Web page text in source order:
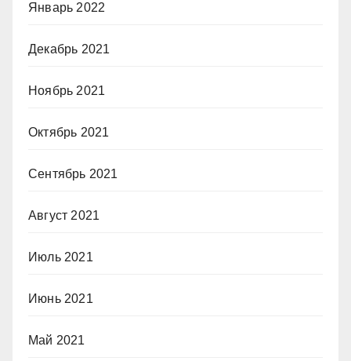
Январь 2022
Декабрь 2021
Ноябрь 2021
Октябрь 2021
Сентябрь 2021
Август 2021
Июль 2021
Июнь 2021
Май 2021